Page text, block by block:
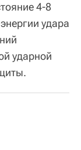
4-8
удара
ударной